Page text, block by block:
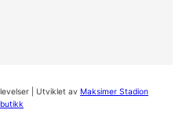
| Utviklet av Maksimer Stadion